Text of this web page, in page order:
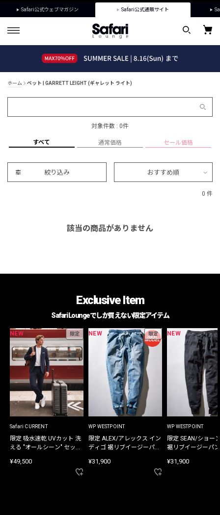
Safari公式ウェブマガジン Safari公式通販サイト
ホーム ペット | GARRETT LEIGHT (ギャレット ライト)
対象件数 : 0件
すべて 通常価格 セール価格
絞り込み おすすめ順
0 件
該当の商品がありません
Exclusive Item
Safari Loungeでしか買えない限定アイテム
NEW 限定
Safari CURRENT
限定 吸水速乾 UVカット 洗
える "オールシーン" セット
¥49,500
NEW 限定
WP WESTPOINT
限定 ALEX/アレックス イン
ディゴ 裾リブイージーパン
¥31,900
NEW
WP WESTPOINT
限定 SEAN/ショー
裾リブイージーパ
¥31,900